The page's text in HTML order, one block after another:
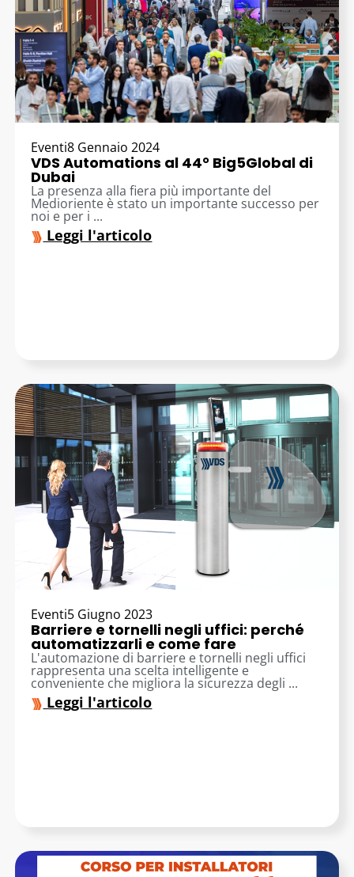
Eventi8 Gennaio 2024
VDS Automations al 44° Big5Global di
Dubai
La presenza alla fiera più importante del
Medioriente è stato un importante successo per
noi e per i ...
Leggi l'articolo
Eventi5 Giugno 2023
Barriere e tornelli negli uffici: perché
automatizzarli e come fare
L'automazione di barriere e tornelli negli uffici
rappresenta una scelta intelligente e
conveniente che migliora la sicurezza degli ...
Leggi l'articolo